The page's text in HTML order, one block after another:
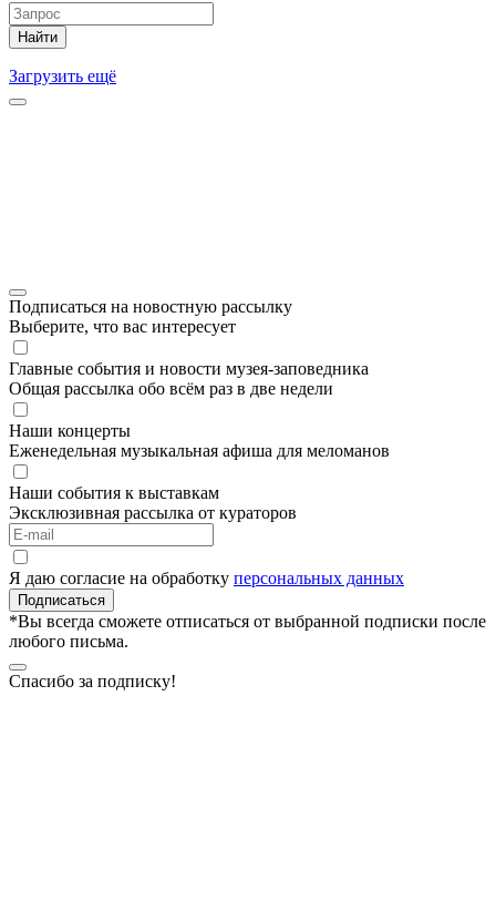
Найти
Загрузить ещё
Подписаться на новостную рассылку
Выберите, что вас интересует
Главные события и новости музея-заповедника
Общая рассылка обо всём раз в две недели
Наши концерты
Еженедельная музыкальная афиша для меломанов
Наши события к выставкам
Эксклюзивная рассылка от кураторов
Я даю согласие на обработку персональных данных
Подписаться
*Вы всегда сможете отписаться от выбранной подписки после
любого письма.
Спасибо за подписку!